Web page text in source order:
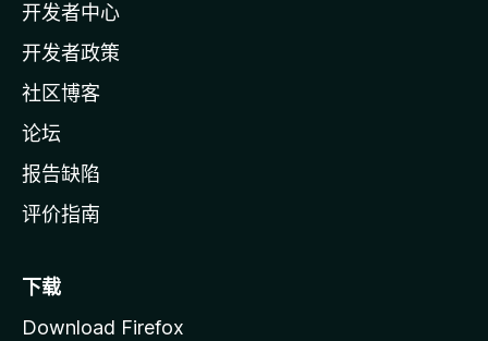
主
页
开发者中心
开发者政策
社区博客
论坛
报告缺陷
评价指南
下载
Download Firefox